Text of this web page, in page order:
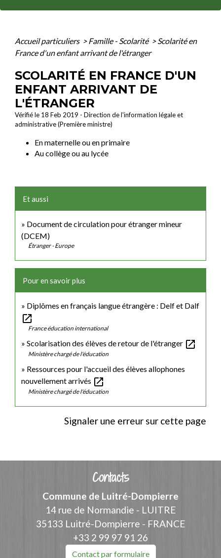
Accueil particuliers > Famille - Scolarité > Scolarité en
France d'un enfant arrivant de l'étranger
SCOLARITÉ EN FRANCE D'UN
ENFANT ARRIVANT DE
L'ÉTRANGER
Vérifié le 18 Feb 2019 - Direction de l'information légale et
administrative (Première ministre)
En maternelle ou en primaire
Au collège ou au lycée
Et aussi
Document de circulation pour étranger mineur
(DCEM)
Étranger - Europe
Pour en savoir plus
Diplômes en français langue étrangère : Delf et Dalf
open_in_new
France éducation international
Scolarisation des élèves de retour de l'étranger open_in_new
Ministère chargé de l'éducation
Ressources pour l'accueil des élèves allophones
nouvellement arrivés open_in_new
Ministère chargé de l'éducation
Signaler une erreur sur cette page
Contacts
Commune de Luitré-Dompierre
14 rue de Normandie - LUITRE
35133 Luitré-Dompierre - FRANCE
+33 2 99 97 91 26
Contact par formulaire